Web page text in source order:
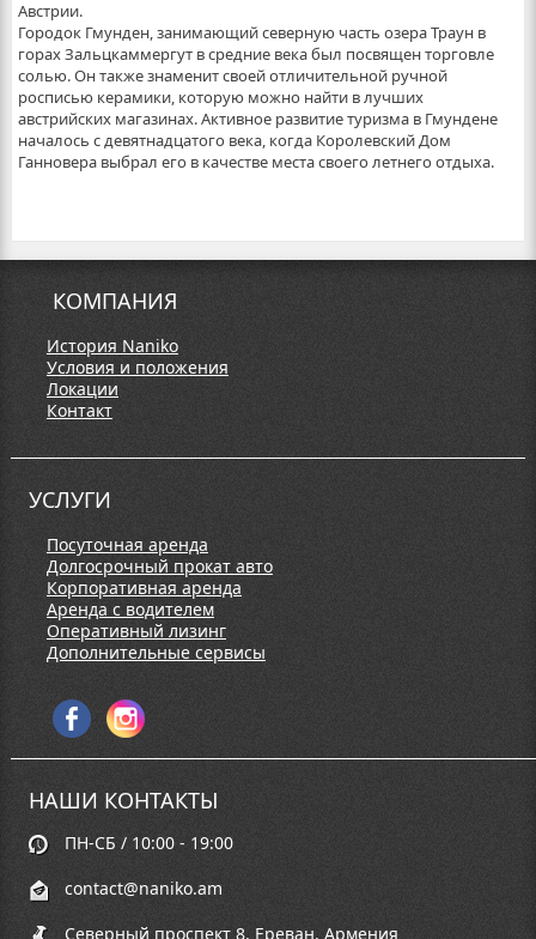
Австрии.
Городок Гмунден, занимающий северную часть озера Траун в
горах Зальцкаммергут в средние века был посвящен торговле
солью. Он также знаменит своей отличительной ручной
росписью керамики, которую можно найти в лучших
австрийских магазинах. Активное развитие туризма в Гмундене
началось с девятнадцатого века, когда Королевский Дом
Ганновера выбрал его в качестве места своего летнего отдыха.
КОМПАНИЯ
История Naniko
Условия и положения
Локации
Контакт
УСЛУГИ
Посуточная аренда
Долгосрочный прокат авто
Корпоративная аренда
Аренда с водителем
Оперативный лизинг
Дополнительные сервисы
НАШИ КОНТАКТЫ
ПН-СБ / 10:00 - 19:00
contact@naniko.am
Северный проспект 8, Ереван, Армения